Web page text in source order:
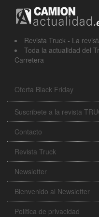
Revista Truck - La
Toda la actualidad del
Carretera
Oferta Black Friday
Suscribete a la revista
Contacto
Revista Truck
Newsletter
Bienvenido al Newsletter
Política de privacidad